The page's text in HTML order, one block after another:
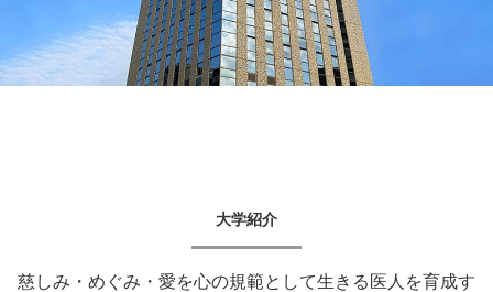
大学紹介
慈しみ・めぐみ・愛を心の規範として生きる医人を育成す